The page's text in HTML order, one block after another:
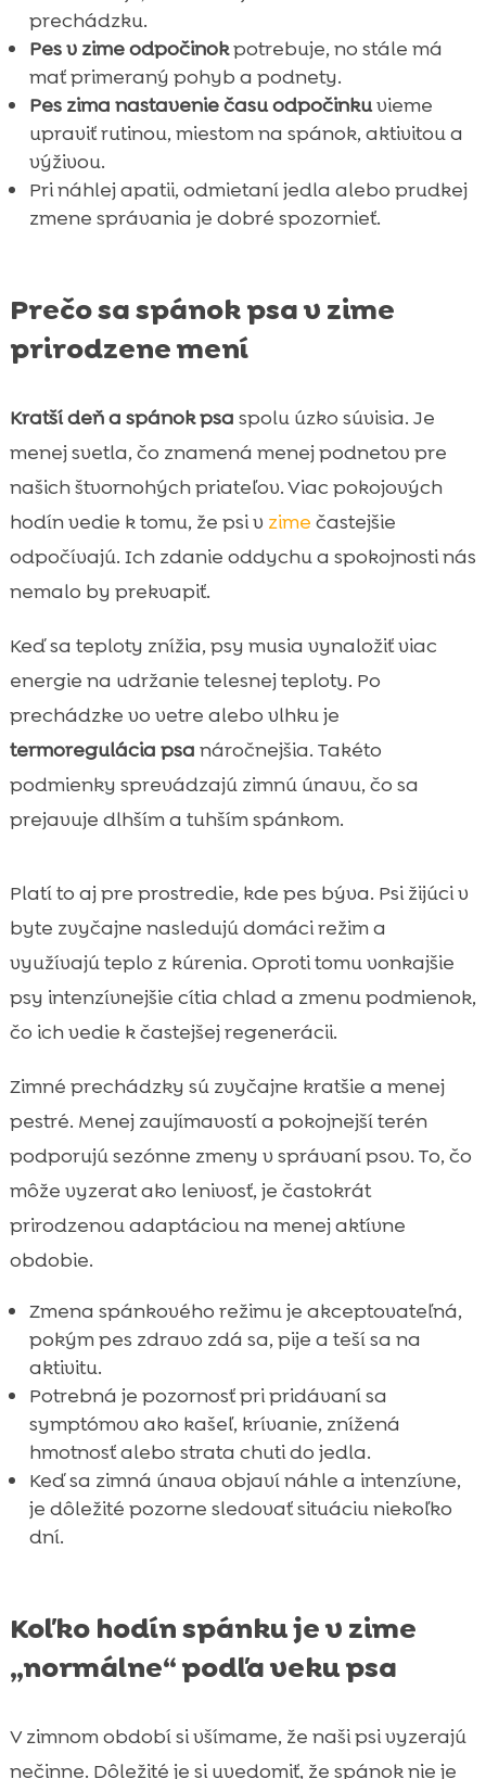
prechádzku.
Pes v zime odpočinokpotrebuje, no stále má
mať primeraný pohyb a podnety.
Pes zima nastavenie času odpočinkuvieme
upraviť rutinou, miestom na spánok, aktivitou a
výživou.
Pri náhlej apatii, odmietaní jedla alebo prudkej
zmene správania je dobré spozornieť.
Prečo sa spánok psa v zime
prirodzene mení
Kratší deň a spánok psa spolu úzko súvisia. Je
menej svetla, čo znamená menej podnetov pre
našich štvornohých priateľov. Viac pokojových
hodín vedie k tomu, že psi v zime častejšie
odpočívajú. Ich zdanie oddychu a spokojnosti nás
nemalo by prekvapiť.
Keď sa teploty znížia, psy musia vynaložiť viac
energie na udržanie telesnej teploty. Po
prechádzke vo vetre alebo vlhku je
termoregulácia psa náročnejšia. Takéto
podmienky sprevádzajú zimnú únavu, čo sa
prejavuje dlhším a tuhším spánkom.
Platí to aj pre prostredie, kde pes býva. Psi žijúci v
byte zvyčajne nasledujú domáci režim a
využívajú teplo z kúrenia. Oproti tomu vonkajšie
psy intenzívnejšie cítia chlad a zmenu podmienok,
čo ich vedie k častejšej regenerácii.
Zimné prechádzky sú zvyčajne kratšie a menej
pestré. Menej zaujímavostí a pokojnejší terén
podporujú sezónne zmeny v správaní psov. To, čo
môže vyzerat ako lenivosť, je častokrát
prirodzenou adaptáciou na menej aktívne
obdobie.
Zmena spánkového režimu je akceptovateľná,
pokým pes zdravo zdá sa, pije a teší sa na
aktivitu.
Potrebná je pozornosť pri pridávaní sa
symptómov ako kašeľ, krívanie, znížená
hmotnosť alebo strata chuti do jedla.
Keď sa zimná únava objaví náhle a intenzívne,
je dôležité pozorne sledovať situáciu niekoľko
dní.
Koľko hodín spánku je v zime
„normálne“ podľa veku psa
V zimnom období si všímame, že naši psi vyzerajú
nečinne. Dôležité je si uvedomiť, že spánok nie je